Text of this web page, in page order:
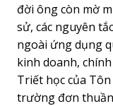
đời ông còn mờ
sử, các nguyên
ngoài ứng dụng
kinh doanh,
Triết học của
trường đơn